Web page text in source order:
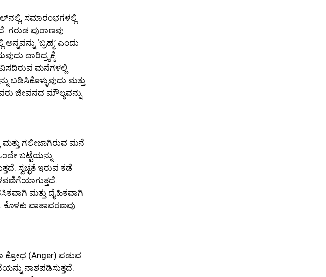
ಸಮಾರಂಭಗಳಲ್ಲಿ
ಗರುಡ ಪುರಾಣವು
‘ಬ್ರಹ್ಮ’ ಎಂದು
ದಾರಿದ್ರ್ಯಕ್ಕೆ
ಮನೆಗಳಲ್ಲಿ
ಬಡಿಸಿಕೊಳ್ಳುವುದು ಮತ್ತು
ಜೀವನದ ಮೌಲ್ಯವನ್ನು
ಮತ್ತು ಗಲೀಜಾಗಿರುವ ಮನೆ
ಬಟ್ಟೆಯನ್ನು
ಸ್ವಚ್ಛತೆ ಇರುವ ಕಡೆ
ಮತ್ತು ದೈಹಿಕವಾಗಿ
ಕೊಳಕು ವಾತಾವರಣವು
ಕ್ರೋಧ (Anger) ಪಡುವ
ನಾಶಪಡಿಸುತ್ತದೆ.